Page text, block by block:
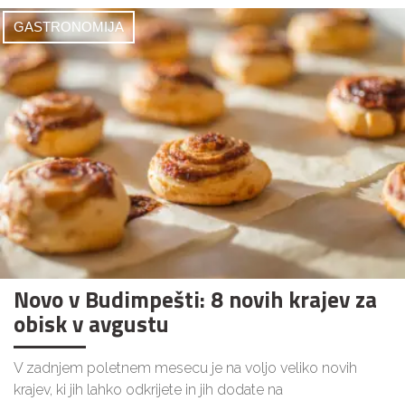
GASTRONOMIJA
Novo v Budimpešti: 8 novih krajev za
obisk v avgustu
V zadnjem poletnem mesecu je na voljo veliko novih
krajev, ki jih lahko odkrijete in jih dodate na